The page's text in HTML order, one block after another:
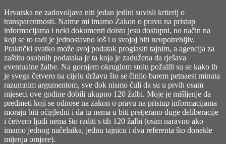
Hrvatska ne zadovoljava niti jedan jedini suvisli kriterij o
transparentnosti. Naime mi imamo Zakon o pravu na pristup
informacijama i neki dokumenti doista jesu dostupni, no način na
koji se to radi je jednostavno loš i u svojoj biti neupotrebljiv.
Praktički svatko može svoj podatak proglasiti tajnim, a agencija za
zaštitu osobnih podataka je ta koja je zadužena da rješava
eventualne žalbe. Na gornjem okruglom stolu požalili su se kako ih
je svega četvero na cijelu državu što se činilo barem petnaest minuta
razumnim argumentom, sve dok nismo čuli da su u prvih osam
mjeseci ove godine dobili ukupno 120 žalbi. Moje je mišljenje da
predmeti koji se odnose na zakon o pravu na pristup informacijama
moraju biti očigledni i da tu nema u biti pretjerano duge deliberacije
i četvero ljudi nema što raditi s tih 120 žalbi (osim naravno ako
imamo jednog načelnika, jednu tajnicu i dva referenta što donekle
mijenja omjere).